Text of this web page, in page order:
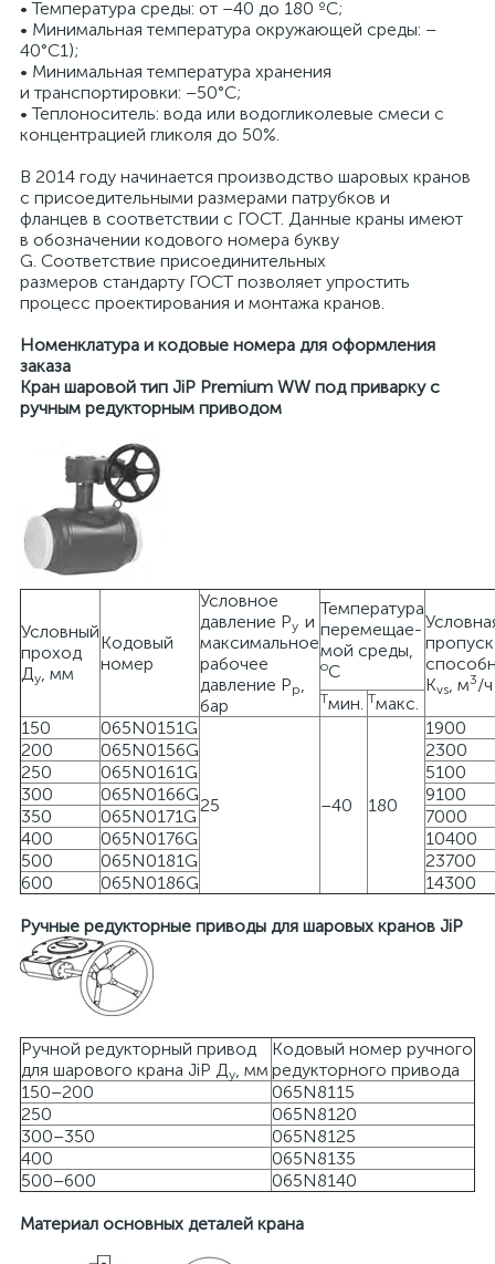
• Температура среды: от –40 до 180 ºC;
• Минимальная температура окружающей среды: –
40°С1);
• Минимальная температура хранения
и транспортировки: –50°С;
• Теплоноситель: вода или водогликолевые смеси с
концентрацией гликоля до 50%.
В 2014 году начинается производство шаровых кранов
с присоедительными размерами патрубков и
фланцев в соответствии с ГОСТ. Данные краны имеют
в обозначении кодового номера букву
G. Соответствие присоединительных
размеров стандарту ГОСТ позволяет упростить
процесс проектирования и монтажа кранов.
Номенклатура и кодовые номера для оформления
заказа
Кран шаровой тип JiP Premium WW под приварку с
ручным редукторным приводом
Условный
проход
Ду, мм
Кодовый
номер
Условное
давление Ру и
максимальное
рабочее
давление Рр,
бар
Температура
перемещае-
мой среды,
оС
Kvs, м3/ч
Тмин. Тмакс.
150
065N0151G
25 –40 180
1900
200
065N0156G
2300
250
065N0161G
5100
300
065N0166G
9100
350
065N0171G
7000
400
065N0176G
10400
500
065N0181G
23700
600
065N0186G 14300
Ручные редукторные приводы для шаровых кранов JiP
Ручной редукторный привод
для шарового крана JiP Ду, мм
Кодовый номер ручного
редукторного привода
150–200
065N8115
250
065N8120
300–350
065N8125
400
065N8135
500–600
065N8140
Материал основных деталей крана